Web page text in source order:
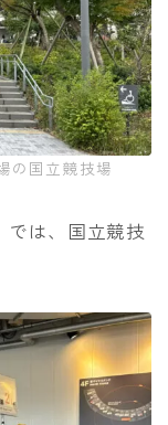
の国立競技場
では、国立競技